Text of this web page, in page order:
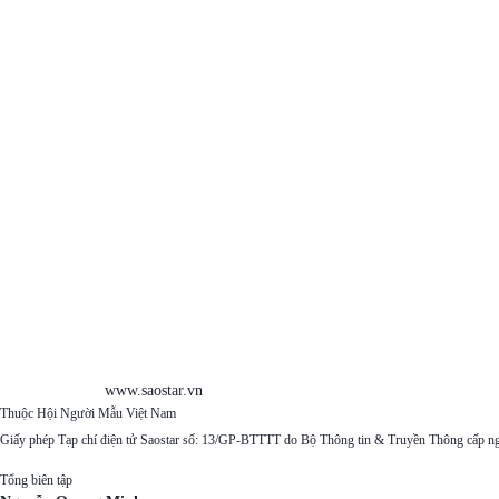
www.saostar.vn
Thuộc Hội Người Mẫu Việt Nam
Giấy phép Tạp chí điện tử Saostar số: 13/GP-BTTTT do Bộ Thông tin & Truyền Thông cấp
Tổng biên tập